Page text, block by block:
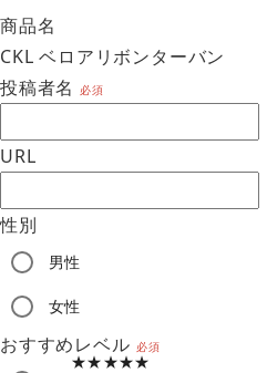
商品名
CKL ベロアリボンターバン
投稿者名
必須
URL
性別
男性
女性
おすすめレベル 必須
★★★★★